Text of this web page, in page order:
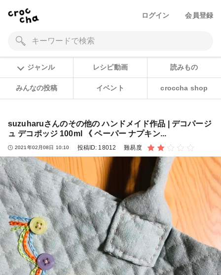
ログイン 会員登録
ジャンル レシピ動画 読みもの
みんなの投稿 イベント croccha shop
suzuharuさんのその他の ハンドメイド作品 | デコパージ
ュ デコポッジ 100ml 《 ペーパー ナプキン...
2021年02月08日 10:10 投稿ID: 18012 難易度